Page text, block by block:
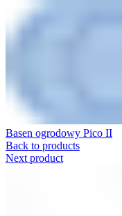
Basen ogrodowy Pico II
Back to products
Next product